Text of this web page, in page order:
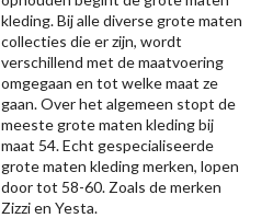
kleding. Bij alle diverse grote maten
collecties die er zijn, wordt
verschillend met de maatvoering
omgegaan en tot welke maat ze
gaan. Over het algemeen stopt de
meeste grote maten kleding bij
maat 54. Echt gespecialiseerde
grote maten kleding merken, lopen
door tot 58-60. Zoals de merken
Zizzien Yesta.